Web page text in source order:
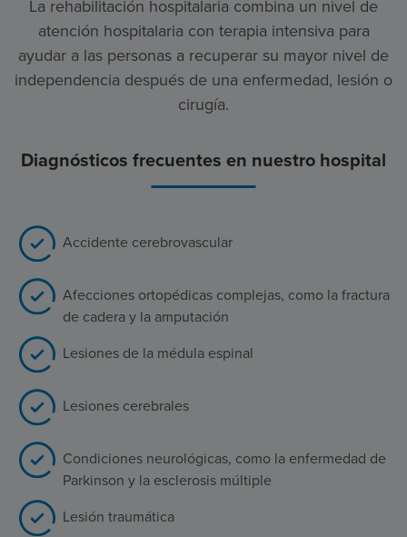
La rehabilitación hospitalaria combina un nivel de
atención hospitalaria con terapia intensiva para
ayudar a las personas a recuperar su mayor nivel de
independencia después de una enfermedad, lesión o
cirugía.
Diagnósticos frecuentes en nuestro hospital
Accidente cerebrovascular
Afecciones ortopédicas complejas, como la fractura
de cadera y la amputación
Lesiones de la médula espinal
Lesiones cerebrales
Condiciones neurológicas, como la enfermedad de
Parkinson y la esclerosis múltiple
Lesión traumática